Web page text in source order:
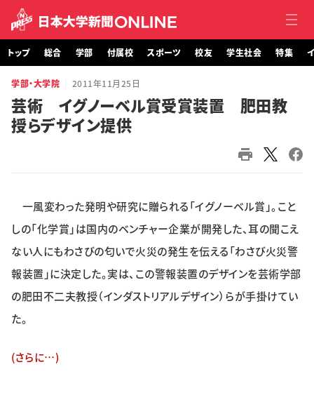
トップ
総合
スポーツ
学生社会
イベント
トップ 総合 学部 付属校 スポーツ 校友 学生社会 特集
学部・大学院 2011年11月25日
芸術 イグノーベル賞受賞装置 肥田教
授らデザイン提供
一風変わった発明や研究に贈られる「イグノーベル賞」。こと
しの「化学賞」は国内のベンチャー企業が開発した、耳の聞こえ
ない人にもわさびの匂いで火災の発生を伝える「わさび火災警
報装置」に決定した。実は、この警報装置のデザインを芸術学部
の肥田不二夫教授（インダストリアルデザイン）らが手掛けてい
た。
(さらに…)